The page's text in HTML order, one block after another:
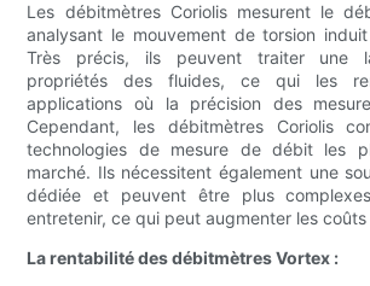
Les débitmètres Coriolis mesurent le
analysant le mouvement de torsion
Très précis, ils peuvent traiter une
propriétés des fluides, ce qui les
applications où la précision des
Cependant, les débitmètres Coriolis
technologies de mesure de débit les
marché. Ils nécessitent également une
dédiée et peuvent être plus
entretenir, ce qui peut augmenter les
La rentabilité des débitmètres Vortex :